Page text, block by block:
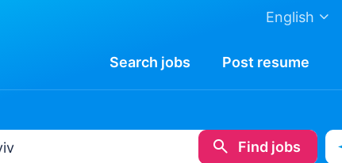
English
Search jobs Post resume
Find jobs